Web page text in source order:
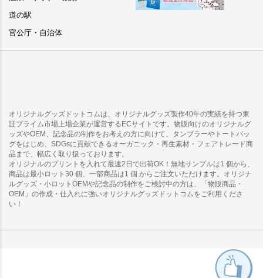
道の駅
官公庁・自治体
オリジナルグッズドットコムは、オリジナルグッズ製作40年の実績を持つ東
証プライム市場上場企業が運営するECサイトです。物販向けのオリジナルグ
ッズやOEM、記念品の制作をお考えの方に向けて、タンブラーやトートバッ
グをはじめ、SDGsに貢献できるオーガニック・再生素材・フェアトレード商
品まで、幅広く取り扱っております。
オリジナルのプリントを入れて最速2日で出荷OK！無地サンプルは1 個から、
商品は最小ロット30 個、一部商品は1 個 からご注文いただけます。オリジナ
ルグッズ・小ロットOEMや記念品の制作をご検討中の方は、「物販商品・
OEM」の作成・仕入れに強いオリジナルグッズドットコムをご利用くださ
い！